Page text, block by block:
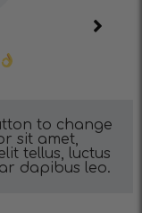
to change
sit amet,
tellus, luctus
dapibus leo.